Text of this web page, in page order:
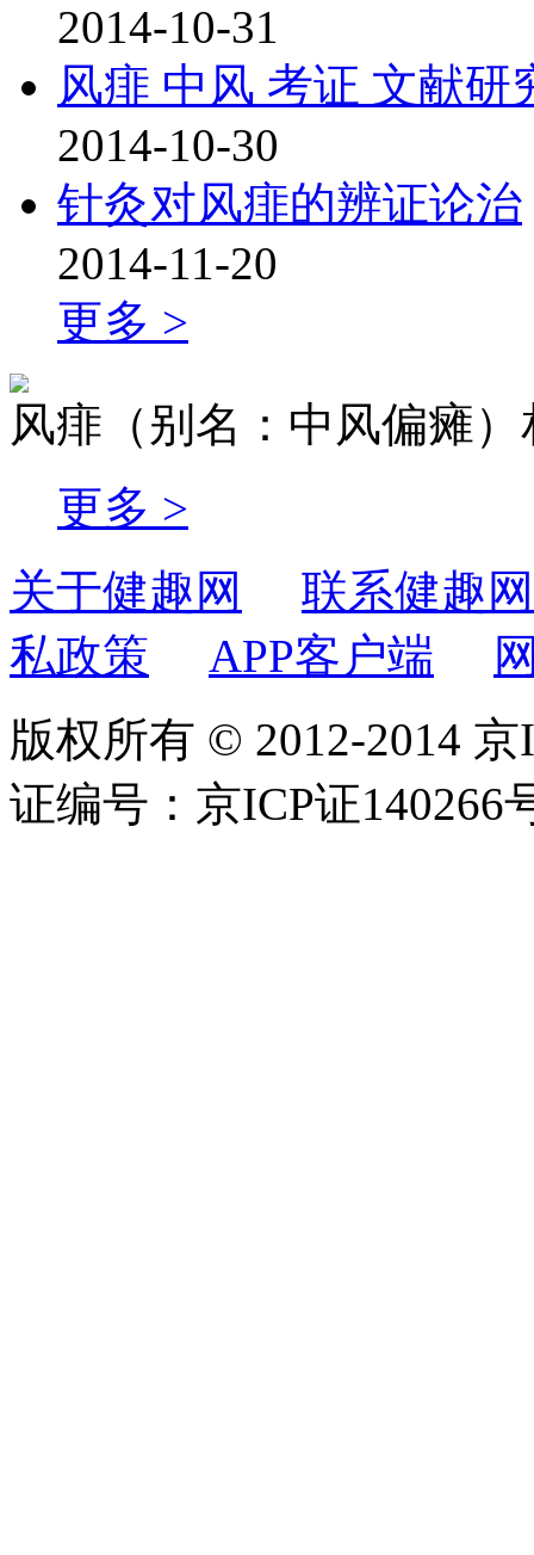
2014-10-31
风痱 中风 考证 文献研
2014-10-30
针灸对风痱的辨证论治
2014-11-20
更多 >
风痱（别名：中风偏瘫
更多 >
关于健趣网
联系健趣网
私政策
APP客户端
版权所有 © 2012-2014
证编号：京ICP证140266